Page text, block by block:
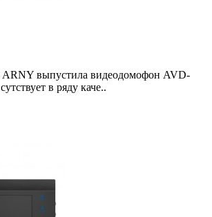
ARNY выпустила видеодомофон AVD-
в ряду каче..